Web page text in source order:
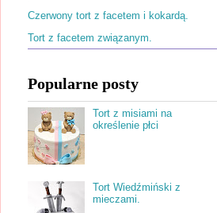
Czerwony tort z facetem i kokardą.
Tort z facetem związanym.
Popularne posty
Tort z misiami na
określenie płci
Tort Wiedźmiński z
mieczami.